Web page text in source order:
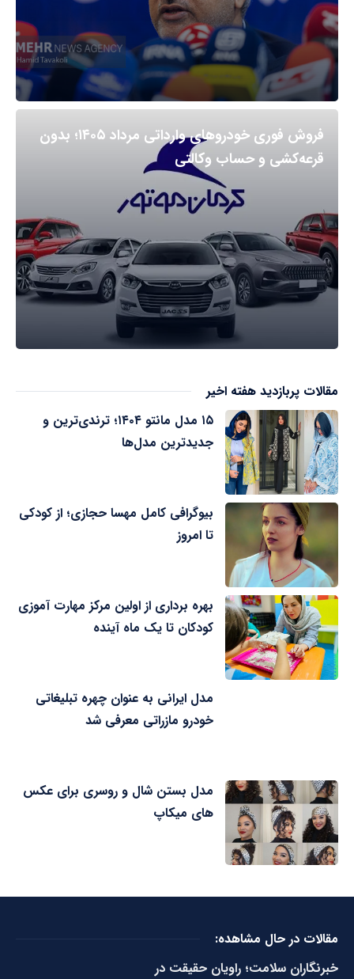
فروش فوری خودروهای وارداتی مرداد ۱۴۰۵؛ بدون
قرعه‌کشی و حساب وکالتی
مقالات پربازدید هفته اخیر
۱۵ مدل مانتو ۱۴۰۴؛ ترندی‌ترین و
جدیدترین مدل‌ها
بیوگرافی کامل مهسا حجازی؛ از کودکی
تا امروز
بهره برداری از اولین مرکز مهارت آموزی
کودکان تا یک ماه آینده
مدل ایرانی به عنوان چهره تبلیغاتی
خودرو مازراتی معرفی شد
مدل بستن شال و روسری برای عکس
های میکاپ
مقالات در حال مشاهده:
خبرنگاران سلامت؛ راویان حقیقت در